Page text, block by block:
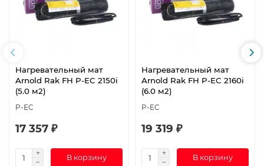
Нагревательный мат
Arnold Rak FH P-EC 2150i
(5.0 м2)
P-EC
17 357 ₽
В корзину
Нагревательный мат
Arnold Rak FH P-EC 2160i
(6.0 м2)
P-EC
19 319 ₽
В корзину